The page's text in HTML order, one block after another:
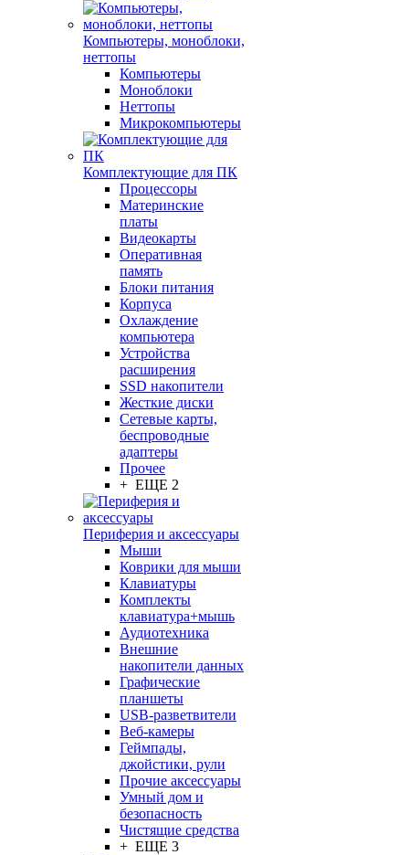
Компьютеры, моноблоки,
неттопы
Компьютеры
Моноблоки
Неттопы
Микрокомпьютеры
Комплектующие для ПК
Процессоры
Материнские
платы
Видеокарты
Оперативная
память
Блоки питания
Корпуса
Охлаждение
компьютера
Устройства
расширения
SSD накопители
Жесткие диски
Сетевые карты,
беспроводные
адаптеры
Прочее
+ ЕЩЕ 2
Периферия и аксессуары
Мыши
Коврики для мыши
Клавиатуры
Комплекты
клавиатура+мышь
Аудиотехника
Внешние
накопители данных
Графические
планшеты
USB-разветвители
Веб-камеры
Геймпады,
джойстики, рули
Прочие аксессуары
Умный дом и
безопасность
Чистящие средства
+ ЕЩЕ 3